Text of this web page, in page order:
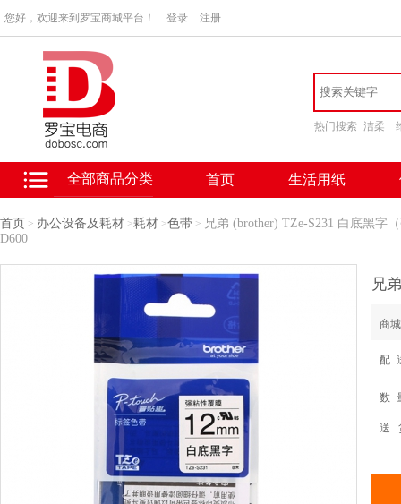
您好，欢迎来到罗宝商城平台！ 登录 注册
热门搜索 洁柔
全部商品分类 首页 生活用纸
首页 > 办公设备及耗材 >耗材 >色带 > 兄弟 (brother) TZe-S231 白底黑字
D600
商
配
数
送